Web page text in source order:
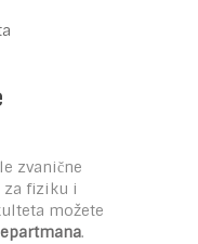
zvanične
za fiziku i
možete
.